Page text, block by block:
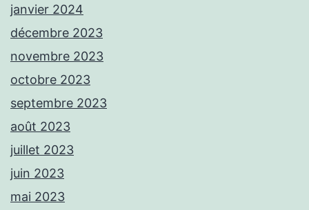
janvier 2024
décembre 2023
novembre 2023
octobre 2023
septembre 2023
août 2023
juillet 2023
juin 2023
mai 2023